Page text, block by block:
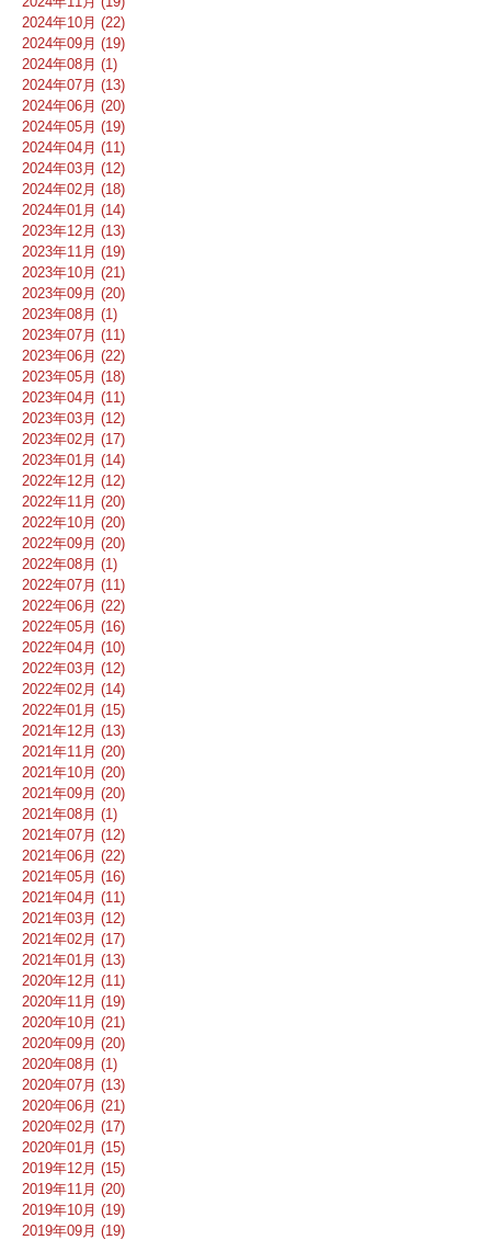
2024年10月 (22)
2024年09月 (19)
2024年08月 (1)
2024年07月 (13)
2024年06月 (20)
2024年05月 (19)
2024年04月 (11)
2024年03月 (12)
2024年02月 (18)
2024年01月 (14)
2023年12月 (13)
2023年11月 (19)
2023年10月 (21)
2023年09月 (20)
2023年08月 (1)
2023年07月 (11)
2023年06月 (22)
2023年05月 (18)
2023年04月 (11)
2023年03月 (12)
2023年02月 (17)
2023年01月 (14)
2022年12月 (12)
2022年11月 (20)
2022年10月 (20)
2022年09月 (20)
2022年08月 (1)
2022年07月 (11)
2022年06月 (22)
2022年05月 (16)
2022年04月 (10)
2022年03月 (12)
2022年02月 (14)
2022年01月 (15)
2021年12月 (13)
2021年11月 (20)
2021年10月 (20)
2021年09月 (20)
2021年08月 (1)
2021年07月 (12)
2021年06月 (22)
2021年05月 (16)
2021年04月 (11)
2021年03月 (12)
2021年02月 (17)
2021年01月 (13)
2020年12月 (11)
2020年11月 (19)
2020年10月 (21)
2020年09月 (20)
2020年08月 (1)
2020年07月 (13)
2020年06月 (21)
2020年02月 (17)
2020年01月 (15)
2019年12月 (15)
2019年11月 (20)
2019年10月 (19)
2019年09月 (19)